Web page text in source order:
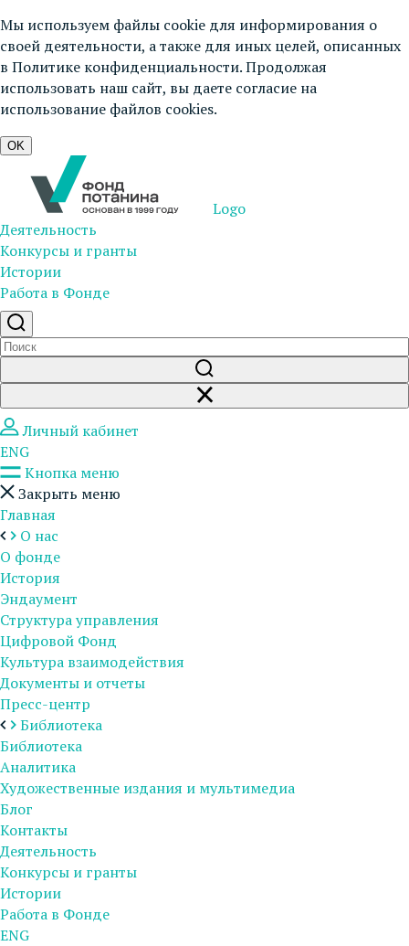
Мы используем файлы cookie для информирования о
своей деятельности, а также для иных целей, описанных
в Политике конфиденциальности. Продолжая
использовать наш сайт, вы даете согласие на
использование файлов cookies.
OK
Logo
Деятельность
Конкурсы и гранты
Истории
Работа в Фонде
Личный кабинет
ENG
Кнопка меню
Закрыть меню
Главная
О нас
О фонде
История
Эндаумент
Структура управления
Цифровой Фонд
Культура взаимодействия
Документы и отчеты
Пресс-центр
Библиотека
Библиотека
Аналитика
Художественные издания и мультимедиа
Блог
Контакты
Деятельность
Конкурсы и гранты
Истории
Работа в Фонде
ENG